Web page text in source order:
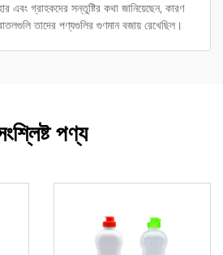
এবং গ্রাহকদের সন্তুষ্টির কথা জানিয়েছেন, কারণ
তাদের পণ্যগুলির গুণমান বজায় রেখেছিল।
পণ্য